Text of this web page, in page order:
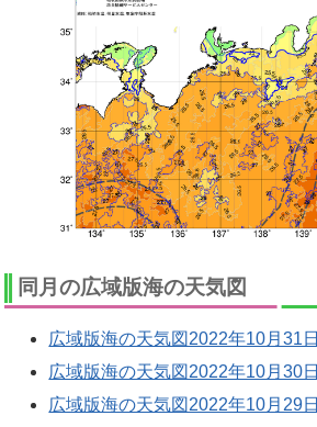
同月の広域版海の天気図
広域版海の天気図2022年10月31日
広域版海の天気図2022年10月30日
広域版海の天気図2022年10月29日